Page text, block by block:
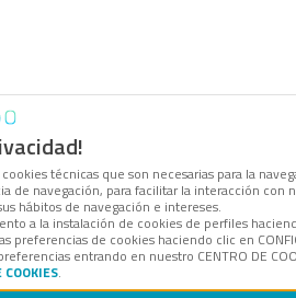
técnicas que son necesarias para la
de navegación, para facilitar la interacción
hábitos de navegación e intereses.
a la instalación de cookies de perfiles
preferencias de cookies haciendo clic en
entrando en nuestro CENTRO DE
.